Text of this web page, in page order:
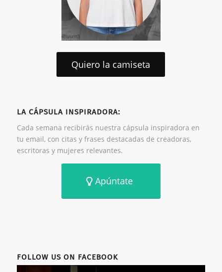
Quiero la camiseta
LA CÁPSULA INSPIRADORA:
Cada semana recibirás nuestra cápsula inspiradora en
tu email, con citas y frases destacadas de creadoras,
escritoras y mujeres relevantes.
Apúntate
FOLLOW US ON FACEBOOK